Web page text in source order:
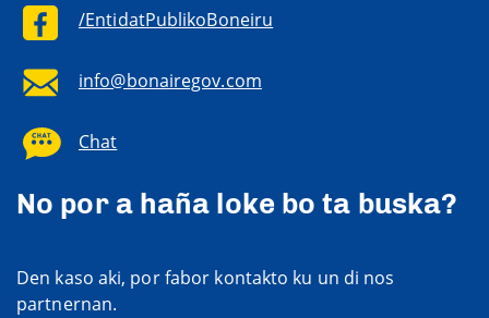
/EntidatPublikoBoneiru
info@bonairegov.com
Chat
No por a haña loke bo ta buska?
Den kaso aki, por fabor kontakto ku un di nos
partnernan.